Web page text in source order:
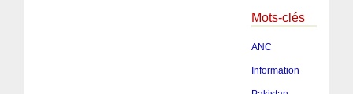
Mots-clés
ANC
Information